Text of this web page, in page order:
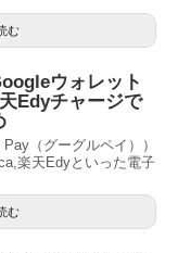
む
ウォレット
Edyチャージで
（グーグルペイ））
楽天Edyといった電子
む